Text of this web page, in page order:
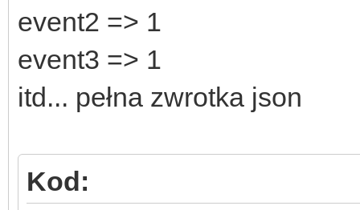
event2 => 1
event3 => 1
itd... pełna zwrotka json
Kod: